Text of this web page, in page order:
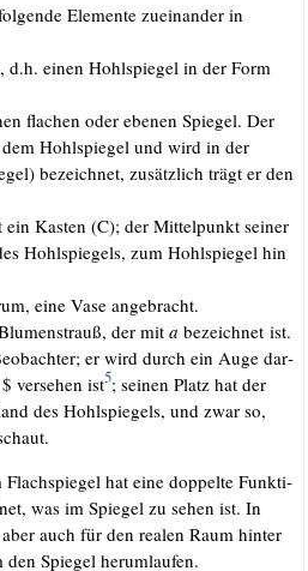
Ele­men­te zuein­an­der in
d.h. einen Hohl­spie­gel in der Form
fla­chen oder ebe­nen Spie­gel. Der
Hohl­spie­gel und wird in der
bezeich­net, zusätz­lich trägt er den
Kas­ten (C); der Mit­tel­punkt sei­ner
Hohl­spie­gels, zum Hohl­spie­gel hin
eine Vase angebracht.
der mit a bezeich­net ist.
er wird durch ein Auge dar­
ver­se­hen ist5; sei­nen Platz hat der
des Hohl­spie­gels, und zwar so,
Flach­spie­gel hat eine dop­pel­te Funk­ti­
was im Spie­gel zu sehen ist. In
auch für den rea­len Raum hin­ter
Spie­gel herumlaufen.